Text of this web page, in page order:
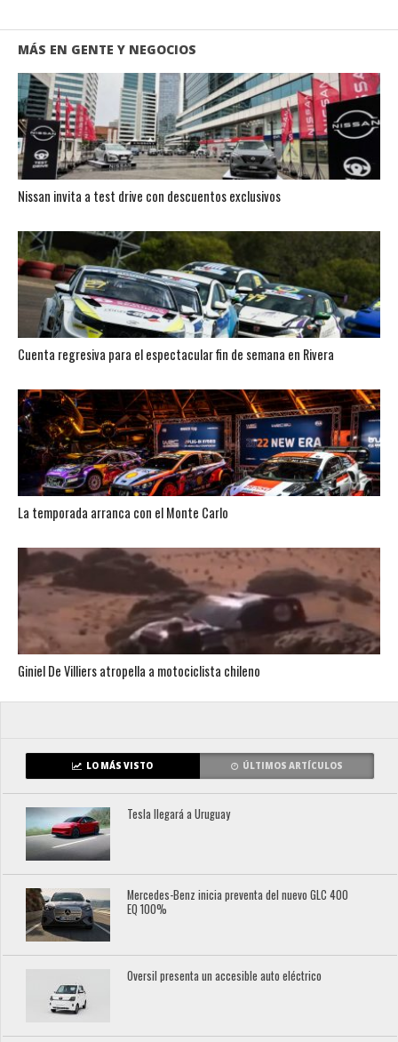
MÁS EN GENTE Y NEGOCIOS
Nissan invita a test drive con descuentos exclusivos
Cuenta regresiva para el espectacular fin de semana en Rivera
La temporada arranca con el Monte Carlo
Giniel De Villiers atropella a motociclista chileno
LO MÁS VISTO ÚLTIMOS ARTÍCULOS
Tesla llegará a Uruguay
Mercedes-Benz inicia preventa del nuevo GLC 400
EQ 100%
Oversil presenta un accesible auto eléctrico